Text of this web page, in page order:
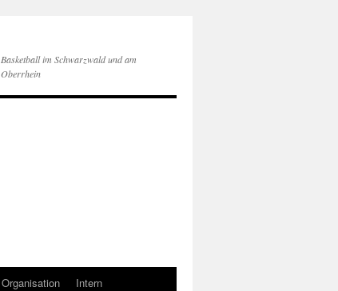
Basketball im Schwarzwald und am
Oberrhein
Organisation Intern